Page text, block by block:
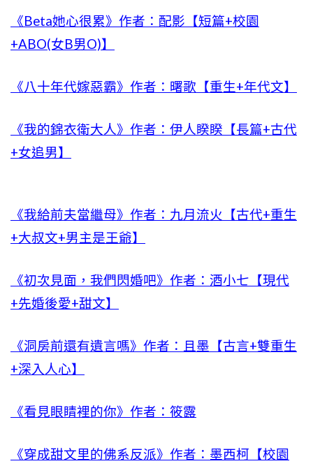
《Beta她心很累》作者：配影【短篇+校園
+ABO(女B男O)】
《八十年代嫁惡霸》作者：曙歌【重生+年代文】
《我的錦衣衛大人》作者：伊人睽睽【長篇+古代
+女追男】
《我給前夫當繼母》作者：九月流火【古代+重生
+大叔文+男主是王爺】
《初次見面，我們閃婚吧》作者：酒小七【現代
+先婚後愛+甜文】
《洞房前還有遺言嗎》作者：且墨【古言+雙重生
+深入人心】
《看見眼睛裡的你》作者：筱露
《穿成甜文里的佛系反派》作者：墨西柯【校園